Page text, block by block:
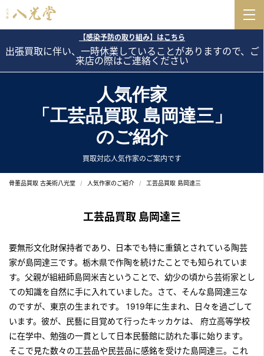
【感染予防の取り組み】はこちら
出張買取に伴い、一時休業していることがありますので、ご
来店の際はご連絡ください
人気作家
「工芸品買取 島岡達三」
のご紹介
買取対応人気作家のご案内です
骨董品買取 古美術八光堂 人気作家のご紹介 工芸品買取 島岡達三
工芸品買取 島岡達三
要無形文化財保持者であり、日本でも特に重鎮とされている陶芸
家が島岡達三です。栃木県で作陶を続けたことでも知られていま
す。父親が組紐師島岡米吉ということで、幼少の頃から芸術家とし
ての知識を自然に手に入れていました。さて、そんな島岡達三な
のですが、東京の生まれです。 1919年に生まれ、日々を過ごして
います。彼が、民藝に目覚めて行ったキッカケは、 府立高等学校
に在学中、勉強の一貫として日本民藝館に訪れた事に始ります。
そこで見た数々の工芸品や民芸品に感銘を受けた島岡達三。これ